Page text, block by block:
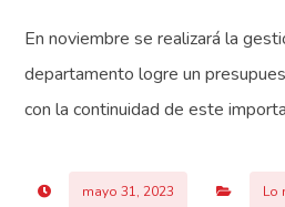
En noviembre se realizará la
departamento logre un
con la continuidad de este
mayo 31, 2023 Lo